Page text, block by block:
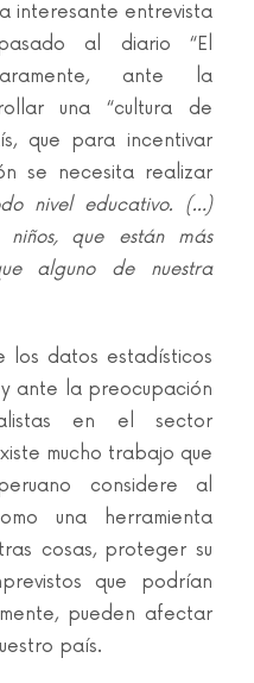
interesante entrevista
al diario “El
ante la
una “cultura de
que para incentivar
se necesita realizar
nivel educativo. (…)
que están más
alguno de nuestra
los datos estadísticos
ante la preocupación
en el sector
mucho trabajo que
considere al
una herramienta
cosas, proteger su
que podrían
pueden afectar
país.